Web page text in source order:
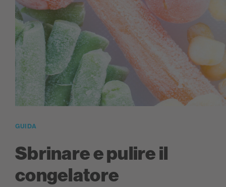
GUIDA
Sbrinare e pulire il
congelatore